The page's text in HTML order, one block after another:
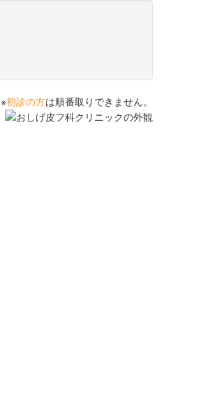
※初診の方は順番取りできません。